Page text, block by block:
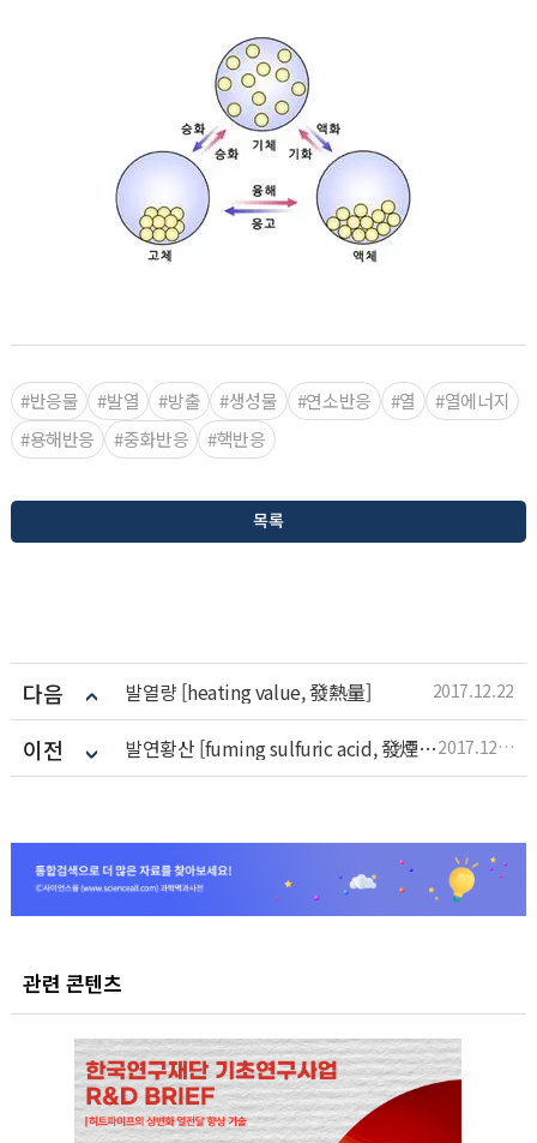
#반응물 #발열 #방출 #생성물 #연소반응 #열
#열에너지
#용해반응
#중화반응 #핵반응
목록
다음 발열량 [heating value, 發熱量] 2017.12.22
이전 발연황산 [fuming sulfuric acid, 發煙黃酸] 2017.12.22
관련 콘텐츠